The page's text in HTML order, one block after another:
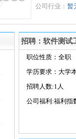
公司行业： 暂
招聘：软件测试
职位性质：全职
学历要求：大学
招聘人数:1人
公司福利:福利指